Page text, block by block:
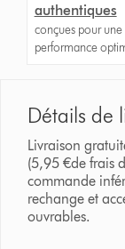
authentiques
conçues pour une
performance
Détails de
Livraison
(5,95 €de frais
commande
rechange et
ouvrables.